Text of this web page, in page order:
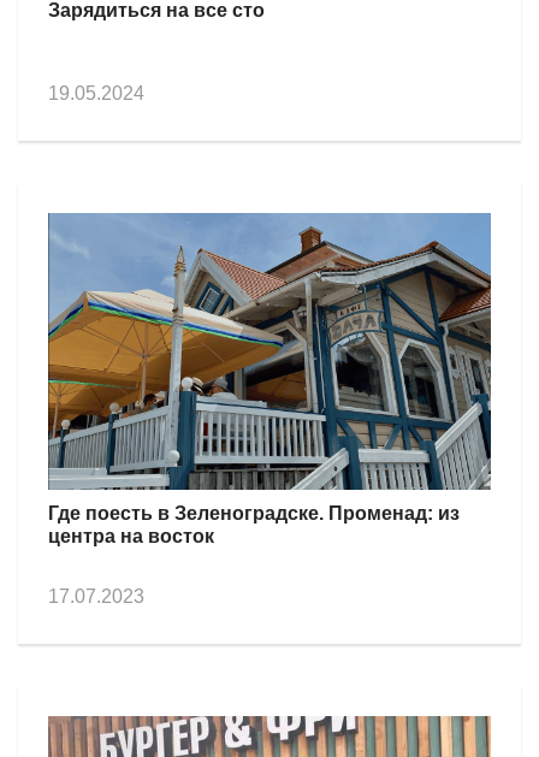
Зарядиться на все сто
19.05.2024
Где поесть в Зеленоградске. Променад: из
центра на восток
17.07.2023